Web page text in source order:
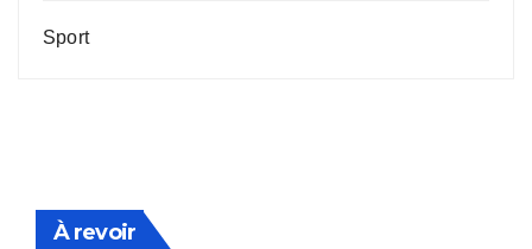
Sport
À revoir